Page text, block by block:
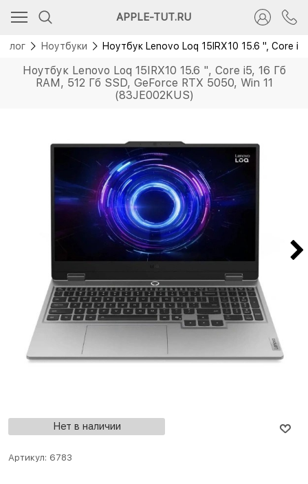
APPLE-TUT.RU
Ноутбуки Ноутбук Lenovo Loq 15IRX10 15.6 ", Core
Ноутбук Lenovo Loq 15IRX10 15.6 ", Core i5, 16 Гб
RAM, 512 Гб SSD, GeForce RTX 5050, Win 11
(83JE002KUS)
Нет в наличии
Артикул: 6783